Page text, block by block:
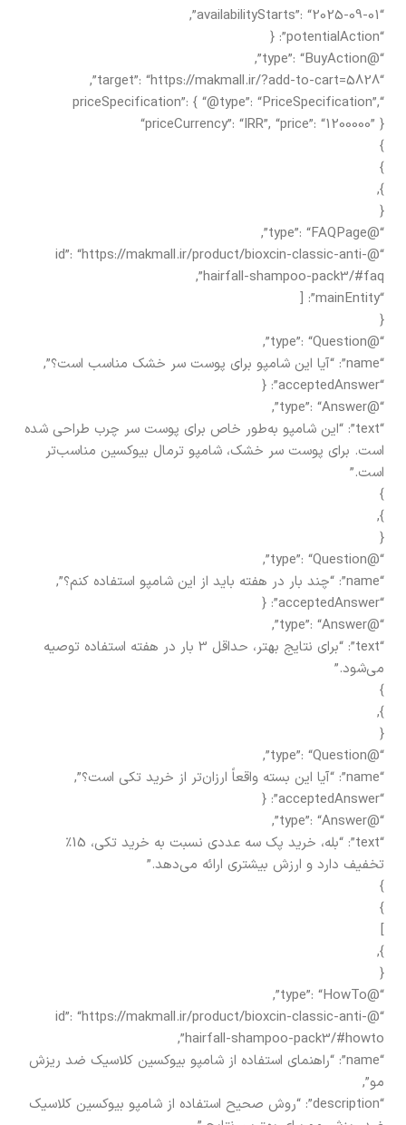
“availabilityStarts”: “2025-09-01”,
“potentialAction”: {
“@type”: “BuyAction”,
“target”: “https://makmall.ir/?add-to-cart=5828”,
“priceSpecification”: { “@type”: “PriceSpecification”,
“priceCurrency”: “IRR”, “price”: “1200000” }
}
}
},
{
“@type”: “FAQPage”,
“@id”: “https://makmall.ir/product/bioxcin-classic-anti-
hairfall-shampoo-pack3/#faq”,
“mainEntity”: [
{
“@type”: “Question”,
“name”: “آیا این شامپو برای پوست سر خشک مناسب است؟”,
“acceptedAnswer”: {
“@type”: “Answer”,
“text”: “این شامپو به‌طور خاص برای پوست سر چرب طراحی شده
است. برای پوست سر خشک، شامپو ترمال بیوکسین مناسب‌تر
است.”
}
},
{
“@type”: “Question”,
“name”: “چند بار در هفته باید از این شامپو استفاده کنم؟”,
“acceptedAnswer”: {
“@type”: “Answer”,
“text”: “برای نتایج بهتر، حداقل 3 بار در هفته استفاده توصیه
می‌شود.”
}
},
{
“@type”: “Question”,
“name”: “آیا این بسته واقعاً ارزان‌تر از خرید تکی است؟”,
“acceptedAnswer”: {
“@type”: “Answer”,
“text”: “بله، خرید پک سه عددی نسبت به خرید تکی، 15٪
تخفیف دارد و ارزش بیشتری ارائه می‌دهد.”
}
}
]
},
{
“@type”: “HowTo”,
“@id”: “https://makmall.ir/product/bioxcin-classic-anti-
hairfall-shampoo-pack3/#howto”,
“name”: “راهنمای استفاده از شامپو بیوکسین کلاسیک ضد ریزش
مو”,
“description”: “روش صحیح استفاده از شامپو بیوکسین کلاسیک